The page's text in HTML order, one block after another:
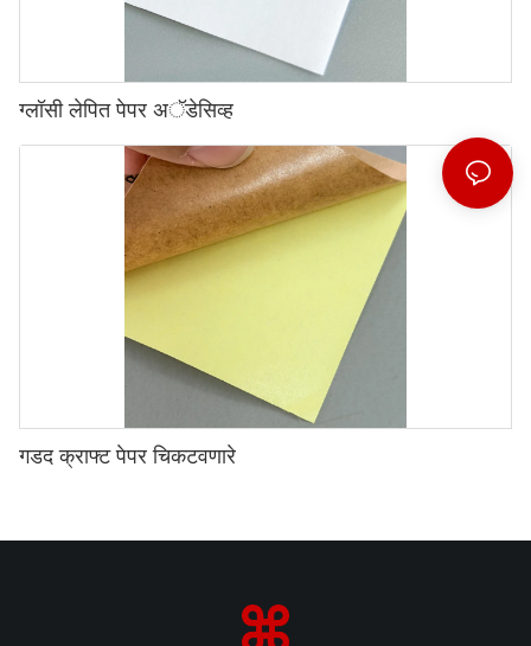
ग्लॉसी लेपित पेपर अॅडेसिव्ह
गडद क्राफ्ट पेपर चिकटवणारे